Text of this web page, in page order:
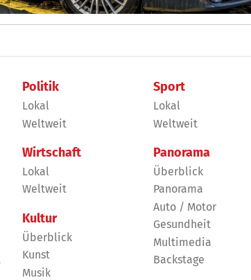
Politik
Lokal
Weltweit
Wirtschaft
Lokal
Weltweit
Kultur
Überblick
Kunst
Musik
Sport
Lokal
Weltweit
Panorama
Überblick
Panorama
Auto / Motor
Gesundheit
Multimedia
Backstage